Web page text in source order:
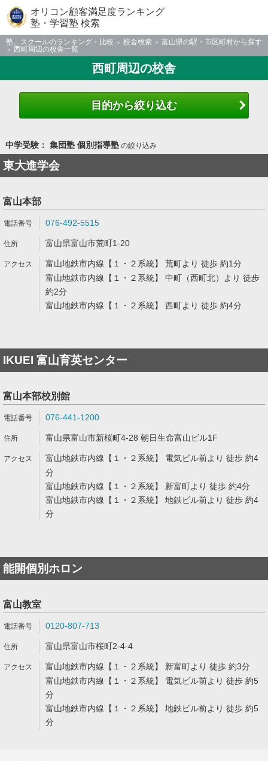
オリコン顧客満足度ランキング
塾・学習塾 検索
塾、スクールのランキング・比較 校舎検索
富山県の駅・市区町村から探す
西町周辺の校舎一覧
西町周辺の校舎
目的から絞り込む
中学受験： 集団塾 個別指導塾の絞り込み
東大進学会
富山本部
076-492-5515
富山県富山市荒町1-20
富山地鉄市内線【１・２系統】 荒町より 徒歩 約1分
富山地鉄市内線【１・２系統】 中町（西町北）より 徒歩
約2分
富山地鉄市内線【１・２系統】 西町より 徒歩 約4分
IKUEI 富山育英センター
富山本部校別館
076-441-1200
富山県富山市新桜町4-28 朝日生命富山ビル1F
富山地鉄市内線【１・２系統】 電気ビル前より 徒歩 約4
分
富山地鉄市内線【１・２系統】 新富町より 徒歩 約4分
富山地鉄市内線【１・２系統】 地鉄ビル前より 徒歩 約4
分
能開個別ホロン
富山教室
0120-807-713
富山県富山市桜町2-4-4
富山地鉄市内線【１・２系統】 新富町より 徒歩 約3分
富山地鉄市内線【１・２系統】 電気ビル前より 徒歩 約5
分
富山地鉄市内線【１・２系統】 地鉄ビル前より 徒歩 約5
分